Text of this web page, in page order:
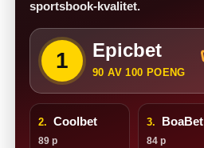
sportsbook-kvalitet.
1 Epicbet
90 AV 100 POENG
2. Coolbet
89 p
3. BoaBet
84 p